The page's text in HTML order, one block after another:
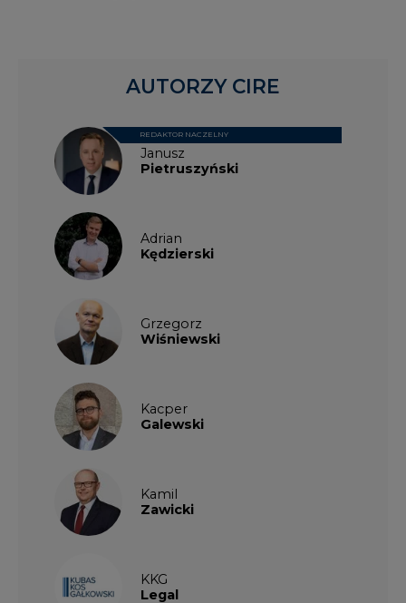
Janusz
Pietruszyński
REDAKTOR NACZELNY
Adrian
Kędzierski
Grzegorz
Wiśniewski
Kacper
Galewski
Kamil
Zawicki
KKG
Legal
AUTORZY CIRE